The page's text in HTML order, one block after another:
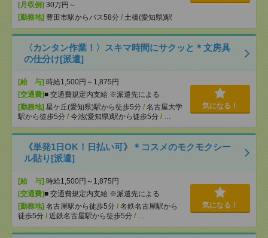
[月収例] 30万円～
[勤務地] 豊田市駅からバス58分 / 土橋(愛知県)駅
〈カンタン作業！〉スキマ時間にサクッと＊文房具
の仕分け[派遣]
[給 与] 時給1,500円～1,875円
[交通費]■ 交通費規定内支給 ※派遣先による
[勤務地] 星ケ丘(愛知県)駅から徒歩5分 / 名古屋大学
駅から徒歩5分 / 今池(愛知県)駅から徒歩5分 / …
気になる！
《単発1日OK！日払い可》＊コスメのモクモクシー
ル貼り[派遣]
[給 与] 時給1,500円～1,875円
[交通費]■ 交通費規定内支給 ※派遣先による
[勤務地] 名古屋駅から徒歩5分 / 名鉄名古屋駅から
徒歩5分 / 近鉄名古屋駅から徒歩5分 / …
気になる！